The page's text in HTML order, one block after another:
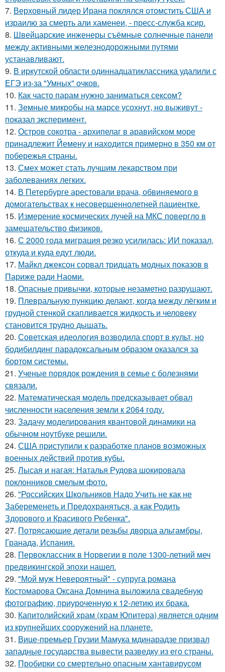
7. Верховный лидер Ирана поклялся отомстить США и
израилю за смерть али хаменеи, - пресс-служба ксир.
8. Швейцарские инженеры съёмные солнечные панели
между активными железнодорожными путями
устанавливают.
9. В иркутской области одиннадцатиклассника удалили с
ЕГЭ из-за "Умных" очков.
10. Как часто парам нужно заниматься сексом?
11. Земные микробы на марсе усохнут, но выживут -
показал эксперимент.
12. Остров сокотра - архипелаг в аравийском море
принадлежит Йемену и находится примерно в 350 км от
побережья страны.
13. Смех может стать лучшим лекарством при
заболеваниях легких.
14. В Петербурге арестовали врача, обвиняемого в
домогательствах к несовершеннолетней пациентке.
15. Измерение космических лучей на МКС повергло в
замешательство физиков.
16. С 2000 года миграция резко усилилась: ИИ показал,
откуда и куда едут люди.
17. Майкл джексон сорвал тридцать модных показов в
Париже ради Наоми.
18. Опасные привычки, которые незаметно разрушают.
19. Плевральную пункцию делают, когда между лёгким и
грудной стенкой скапливается жидкость и человеку
становится трудно дышать.
20. Советская идеология возводила спорт в культ, но
бодибилдинг парадоксальным образом оказался за
бортом системы.
21. Ученые порядок рождения в семье с болезнями
связали.
22. Математическая модель предсказывает обвал
численности населения земли к 2064 году.
23. Задачу моделирования квантовой динамики на
обычном ноутбуке решили.
24. США приступили к разработке планов возможных
военных действий против кубы.
25. Лысая и нагая: Наталья Рудова шокировала
поклонников смелым фото.
26. "Российских Школьников Надо Учить не как не
Забеременеть и Предохраняться, а как Родить
Здорового и Красивого Ребенка".
27. Потрясающие детали резьбы дворца альгамбры,
Гранада, Испания.
28. Первоклассник в Норвегии в поле 1300-летний меч
предвикингской эпохи нашел.
29. "Мой муж Невероятный" - супруга романа
Костомарова Оксана Домнина выложила свадебную
фотографию, приуроченную к 12-летию их брака.
30. Капитолийский храм (храм Юпитера) является одним
из крупнейших сооружений на планете.
31. Вице-премьер Грузии Мамука мдинарадзе призвал
западные государства вывести разведку из его страны.
32. Пробирки со смертельно опасным хантавирусом